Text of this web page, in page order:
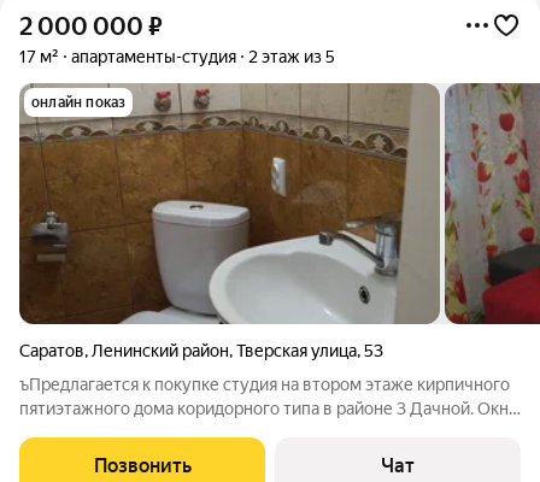
2 000 000 ₽
17 м² апартаменты-студия 2 этаж из 5
онлайн показ
Саратов, Ленинский район,Тверская улица,53
ъПредлагается к покупке студия на втором этаже кирпичного
пятиэтажного дома коридорного типа в районе 3 Дачной. Окна
жарко. В студии совмещенный санузел (кафель)
Позвонить Чат